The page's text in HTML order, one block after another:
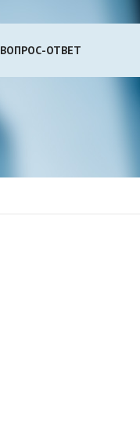
ВОПРОС-ОТВЕТ